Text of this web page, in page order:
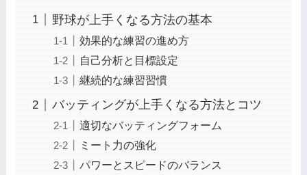
野球が上手くなる方法の基本
効果的な練習の進め方
自己分析と目標設定
継続的な練習習慣
バッティングが上手くなる方法とコツ
適切なバッティングフォーム
ミート力の強化
パワーとスピードのバランス